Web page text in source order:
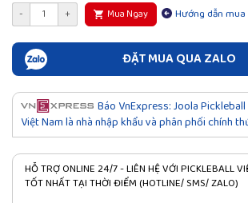
- + Mua Ngay Hướng dẫn
ĐẶT MUA QUA ZALO
Báo VnExpress: Joola
Việt Nam là nhà nhập khẩu và phân phối chính
HỖ TRỢ ONLINE 24/7 - LIÊN HỆ VỚI PICKLEBALL
TỐT NHẤT TẠI THỜI ĐIỂM (HOTLINE/ SMS/ ZALO)